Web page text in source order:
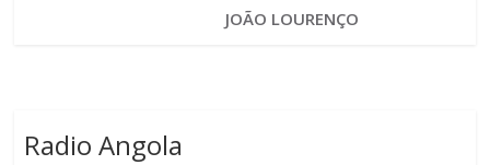
JOÃO LOURENÇO
Radio Angola